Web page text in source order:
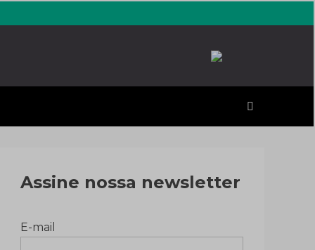
Assine nossa newsletter
E-mail